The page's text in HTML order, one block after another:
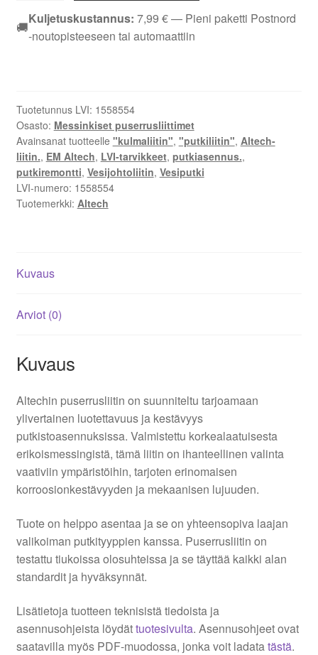
ALTECH
22
🚚Kuljetuskustannus: 7,99 €— Pieni paketti Postnord
-noutopisteeseen tai automaattiin
Tuotetunnus LVI: 1558554
Osasto: Messinkiset puserrusliittimet
Avainsanat tuotteelle "kulmaliitin", "putkiliitin", Altech-
liitin., EM Altech, LVI-tarvikkeet, putkiasennus.,
putkiremontti, Vesijohtoliitin, Vesiputki
LVI-numero: 1558554
Tuotemerkki: Altech
Kuvaus
Arviot (0)
Kuvaus
Altechin puserrusliitin on suunniteltu tarjoamaan
ylivertainen luotettavuus ja kestävyys
putkistoasennuksissa. Valmistettu korkealaatuisesta
erikoismessingistä, tämä liitin on ihanteellinen valinta
vaativiin ympäristöihin, tarjoten erinomaisen
korroosionkestävyyden ja mekaanisen lujuuden.
Tuote on helppo asentaa ja se on yhteensopiva laajan
valikoiman putkityyppien kanssa. Puserrusliitin on
testattu tiukoissa olosuhteissa ja se täyttää kaikki alan
standardit ja hyväksynnät.
Lisätietoja tuotteen teknisistä tiedoista ja
asennusohjeista löydättuotesivulta. Asennusohjeet ovat
saatavilla myös PDF-muodossa, jonka voit ladatatästä.